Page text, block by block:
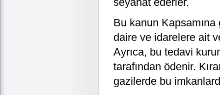
Bu kanun
daire ve idarelere ait
Ayrıca, bu tedavi
tarafından ödenir.
gazilerde bu